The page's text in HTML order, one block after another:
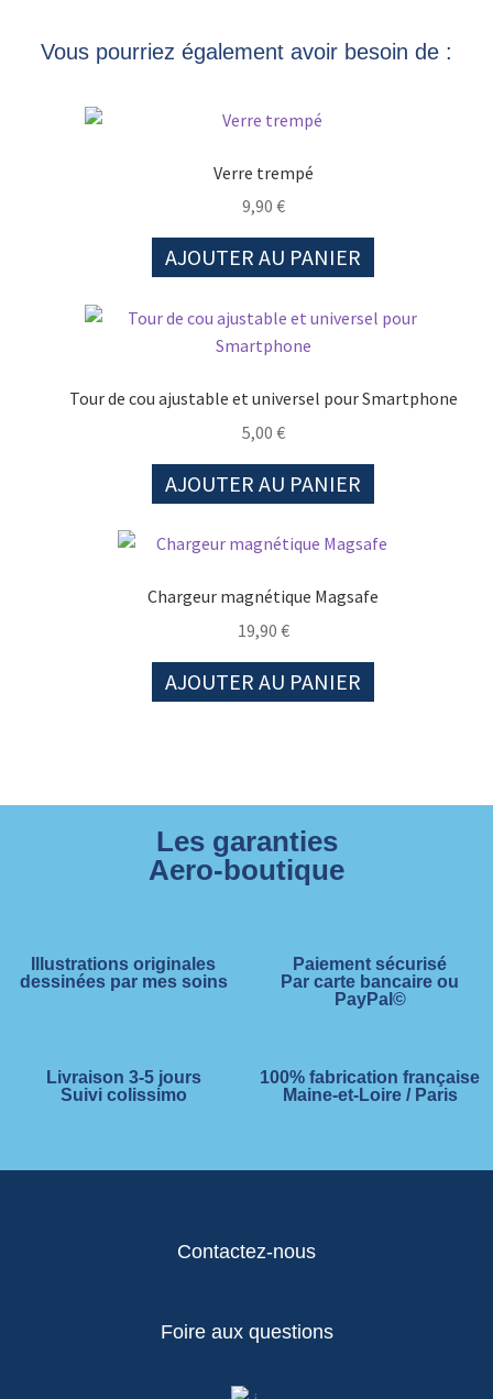
Vous pourriez également avoir besoin de :
Verre trempé
9,90 €
AJOUTER AU PANIER
Tour de cou ajustable et universel pour Smartphone
5,00 €
AJOUTER AU PANIER
Chargeur magnétique Magsafe
19,90 €
AJOUTER AU PANIER
Les garanties
Aero-boutique
Illustrations originales
dessinées par mes soins
Paiement sécurisé
Par carte bancaire ou
PayPal©
Livraison 3-5 jours
Suivi colissimo
100% fabrication française
Maine-et-Loire / Paris
Contactez-nous
Foire aux questions